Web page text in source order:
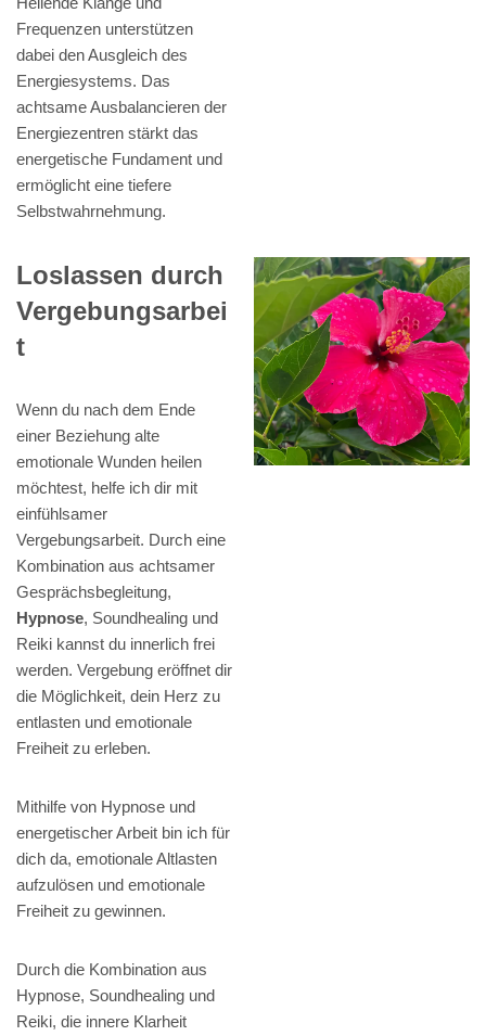
Frequenzen unterstützen
dabei den Ausgleich des
Energiesystems. Das
achtsame Ausbalancieren der
Energiezentren stärkt das
energetische Fundament und
ermöglicht eine tiefere
Selbstwahrnehmung.
Loslassen durch
Vergebungsarbei
t
Wenn du nach dem Ende
einer Beziehung alte
emotionale Wunden heilen
möchtest, helfe ich dir mit
einfühlsamer
Vergebungsarbeit. Durch eine
Kombination aus achtsamer
Gesprächsbegleitung,
Hypnose, Soundhealing und
Reiki kannst du innerlich frei
werden. Vergebung eröffnet dir
die Möglichkeit, dein Herz zu
entlasten und emotionale
Freiheit zu erleben.
Mithilfe von Hypnose und
energetischer Arbeit bin ich für
dich da, emotionale Altlasten
aufzulösen und emotionale
Freiheit zu gewinnen.
Durch die Kombination aus
Hypnose, Soundhealing und
Reiki, die innere Klarheit